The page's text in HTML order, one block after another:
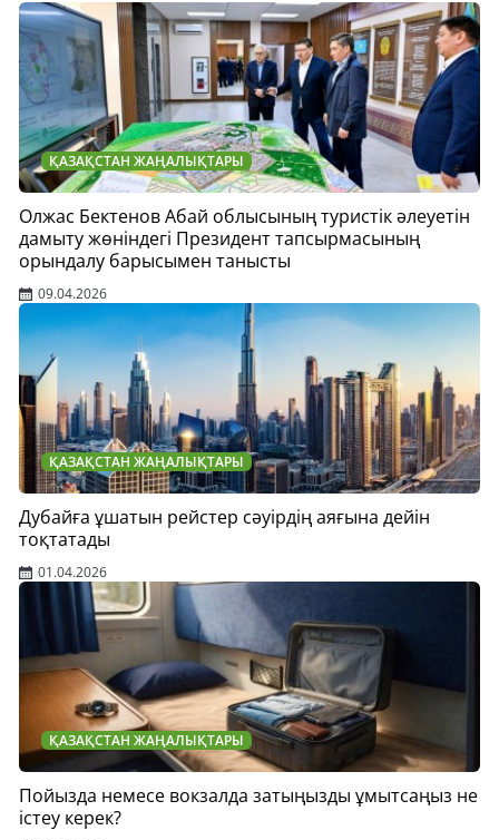
ҚАЗАҚСТАН ЖАҢАЛЫҚТАРЫ
Олжас Бектенов Абай облысының туристік әлеуетін
дамыту жөніндегі Президент тапсырмасының
орындалу барысымен танысты
09.04.2026
ҚАЗАҚСТАН ЖАҢАЛЫҚТАРЫ
Дубайға ұшатын рейстер сәуірдің аяғына дейін
тоқтатады
01.04.2026
ҚАЗАҚСТАН ЖАҢАЛЫҚТАРЫ
Пойызда немесе вокзалда затыңызды ұмытсаңыз не
істеу керек?